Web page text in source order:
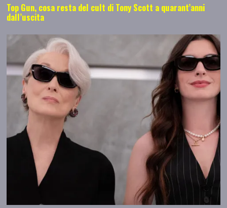
Top Gun, cosa resta del cult di Tony Scott a quarant’anni
dall’uscita